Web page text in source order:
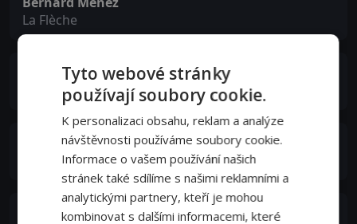
La Flèche
Guy Grosso
Brindavoine
Michel Modo
La merluche
Henri Génès
Tyto webové stránky
používají soubory cookie.
K personalizaci obsahu, reklam a analýze
návštěvnosti používáme soubory cookie.
Informace o vašem používání našich
stránek také sdílíme s našimi reklamními a
analytickými partnery, kteří je mohou
kombinovat s dalšími informacemi, které